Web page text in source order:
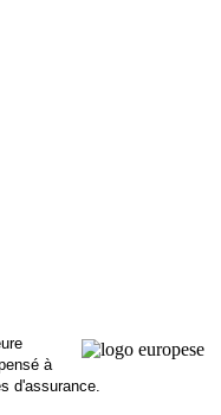
à
d'assurance.